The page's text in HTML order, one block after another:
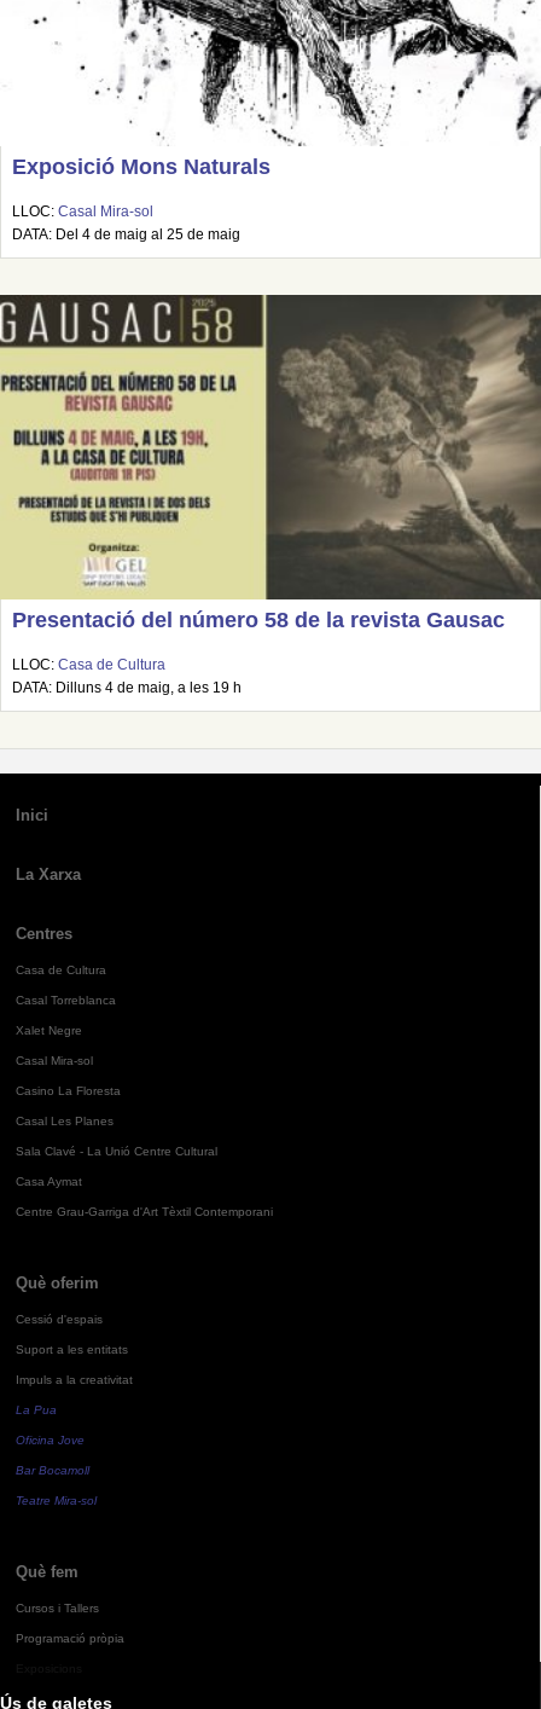
Ús de galetes
Exposició Mons Naturals
LLOC: Casal Mira-sol
DATA: Del 4 de maig al 25 de maig
Presentació del número 58 de la revista Gausac
LLOC: Casa de Cultura
DATA: Dilluns 4 de maig, a les 19 h
Inici
La Xarxa
Centres
Casa de Cultura
Casal Torreblanca
Xalet Negre
Casal Mira-sol
Casino La Floresta
Casal Les Planes
Sala Clavé - La Unió Centre Cultural
Casa Aymat
Centre Grau-Garriga d'Art Tèxtil Contemporani
Què oferim
Cessió d'espais
Suport a les entitats
Impuls a la creativitat
La Pua
Oficina Jove
Bar Bocamoll
Teatre Mira-sol
Què fem
Cursos i Tallers
Programació pròpia